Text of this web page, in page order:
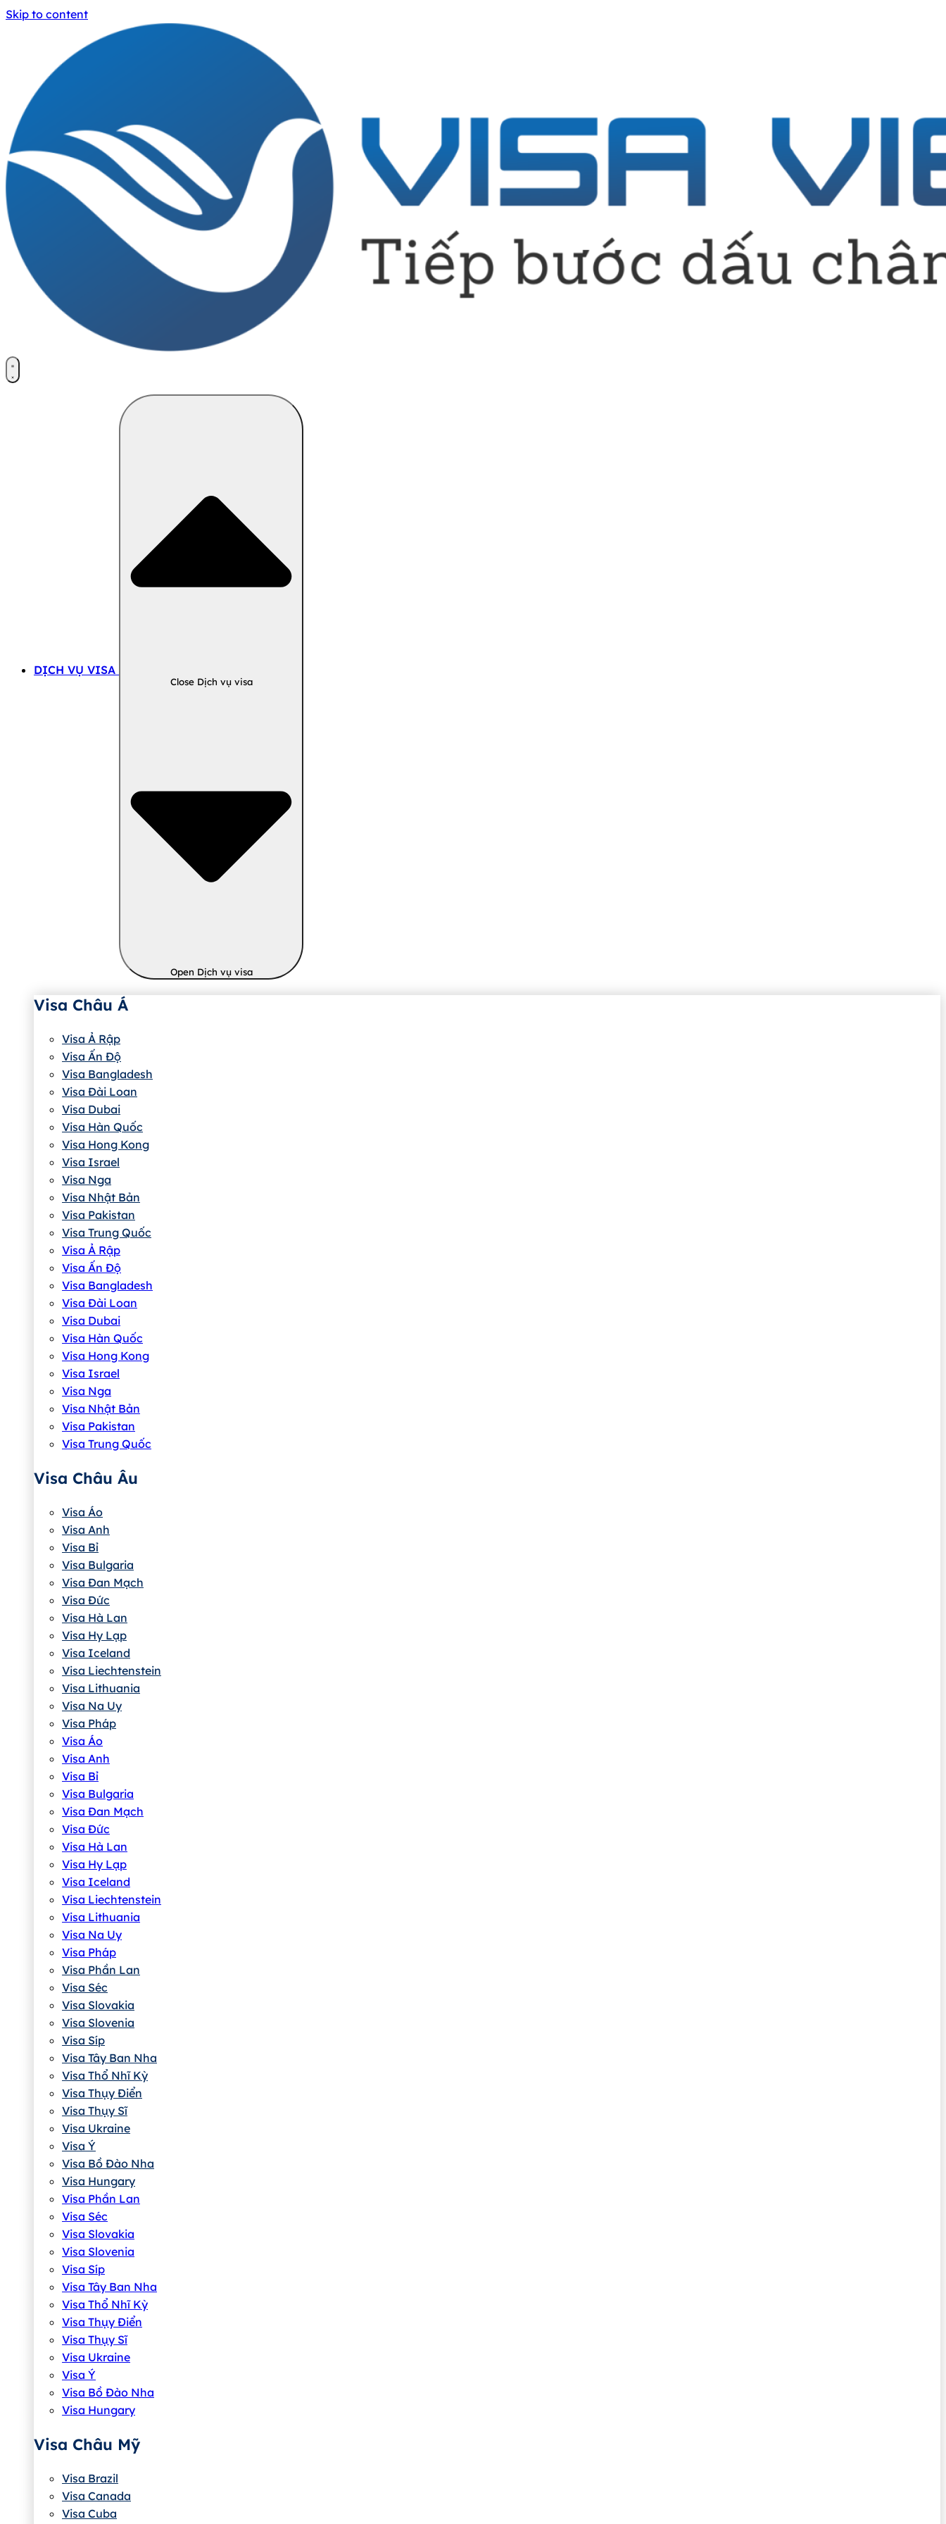
Skip to content
DỊCH VỤ VISA
Close Dịch vụ visa
Open Dịch vụ visa
Visa Châu Á
Visa Ả Rập
Visa Ấn Độ
Visa Bangladesh
Visa Đài Loan
Visa Dubai
Visa Hàn Quốc
Visa Hong Kong
Visa Israel
Visa Nga
Visa Nhật Bản
Visa Pakistan
Visa Trung Quốc
Visa Ả Rập
Visa Ấn Độ
Visa Bangladesh
Visa Đài Loan
Visa Dubai
Visa Hàn Quốc
Visa Hong Kong
Visa Israel
Visa Nga
Visa Nhật Bản
Visa Pakistan
Visa Trung Quốc
Visa Châu Âu
Visa Áo
Visa Anh
Visa Bỉ
Visa Bulgaria
Visa Đan Mạch
Visa Đức
Visa Hà Lan
Visa Hy Lạp
Visa Iceland
Visa Liechtenstein
Visa Lithuania
Visa Na Uy
Visa Pháp
Visa Áo
Visa Anh
Visa Bỉ
Visa Bulgaria
Visa Đan Mạch
Visa Đức
Visa Hà Lan
Visa Hy Lạp
Visa Iceland
Visa Liechtenstein
Visa Lithuania
Visa Na Uy
Visa Pháp
Visa Phần Lan
Visa Séc
Visa Slovakia
Visa Slovenia
Visa Síp
Visa Tây Ban Nha
Visa Thổ Nhĩ Kỳ
Visa Thụy Điển
Visa Thụy Sĩ
Visa Ukraine
Visa Ý
Visa Bồ Đào Nha
Visa Hungary
Visa Phần Lan
Visa Séc
Visa Slovakia
Visa Slovenia
Visa Síp
Visa Tây Ban Nha
Visa Thổ Nhĩ Kỳ
Visa Thụy Điển
Visa Thụy Sĩ
Visa Ukraine
Visa Ý
Visa Bồ Đào Nha
Visa Hungary
Visa Châu Mỹ
Visa Brazil
Visa Canada
Visa Cuba